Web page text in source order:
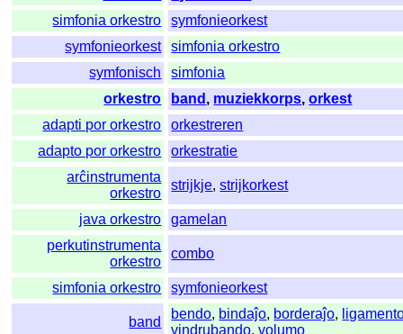
simfonia orkestro
symfonieorkest
symfonieorkest
simfonia orkestro
symfonisch
simfonia
orkestro
band , muziekkorps,orkest
adapti por orkestro
orkestreren
adapto por orkestro
orkestratie
arĉinstrumenta
orkestro
strijkje,strijkorkest
java orkestro
gamelan
perkutinstrumenta
orkestro
combo
simfonia orkestro symfonieorkest
band
bendo, bindaĵo, borderaĵo,
vindrubando,volumo